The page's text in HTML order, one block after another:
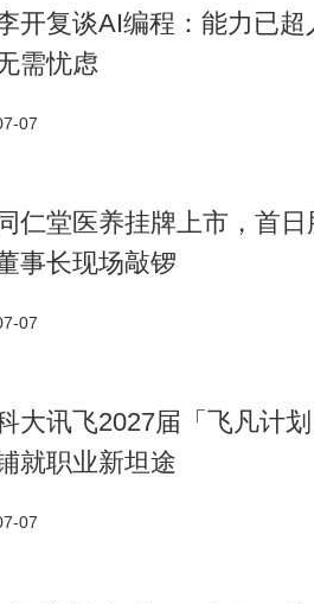
开复谈AI编程：能力已
需忧虑
07
仁堂医养挂牌上市，首
事长现场敲锣
07
大讯飞2027届「飞凡计
就职业新坦途
07